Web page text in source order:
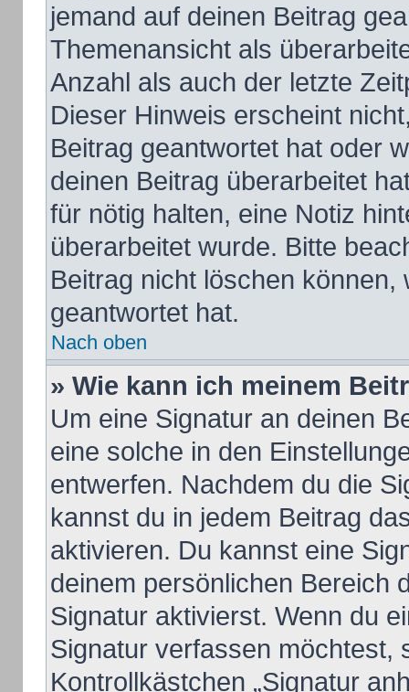
jemand auf deinen Beitrag
Themenansicht als
Anzahl als auch der letzte
Dieser Hinweis erscheint
Beitrag geantwortet hat oder
deinen Beitrag überarbeitet
für nötig halten, eine Notiz
überarbeitet wurde. Bitte
Beitrag nicht löschen
geantwortet hat.
Nach oben
» Wie kann ich meinem
Um eine Signatur an deinen
eine solche in den
entwerfen. Nachdem du die
kannst du in jedem Beitrag
aktivieren. Du kannst eine
deinem persönlichen Bereich
Signatur aktivierst. Wenn du
Signatur verfassen möchtest,
Kontrollkästchen „Signatur